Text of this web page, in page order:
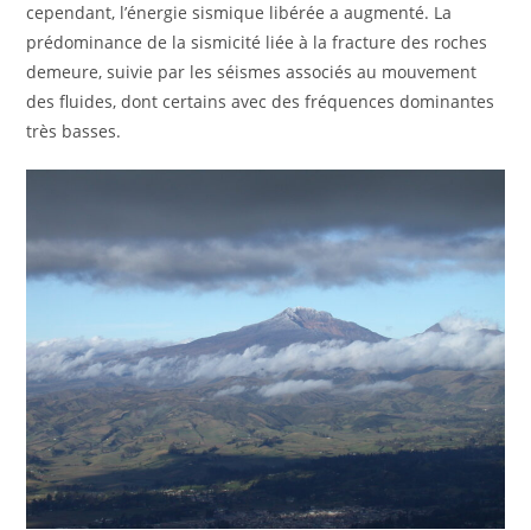
cependant, l’énergie sismique libérée a augmenté. La
prédominance de la sismicité liée à la fracture des roches
demeure, suivie par les séismes associés au mouvement
des fluides, dont certains avec des fréquences dominantes
très basses.